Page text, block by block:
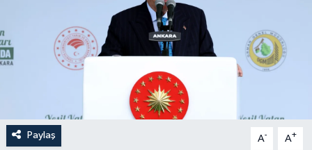
Paylaş A- A+